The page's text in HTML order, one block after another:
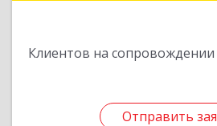
Клиентов на сопровождении
Отправить
Отправить